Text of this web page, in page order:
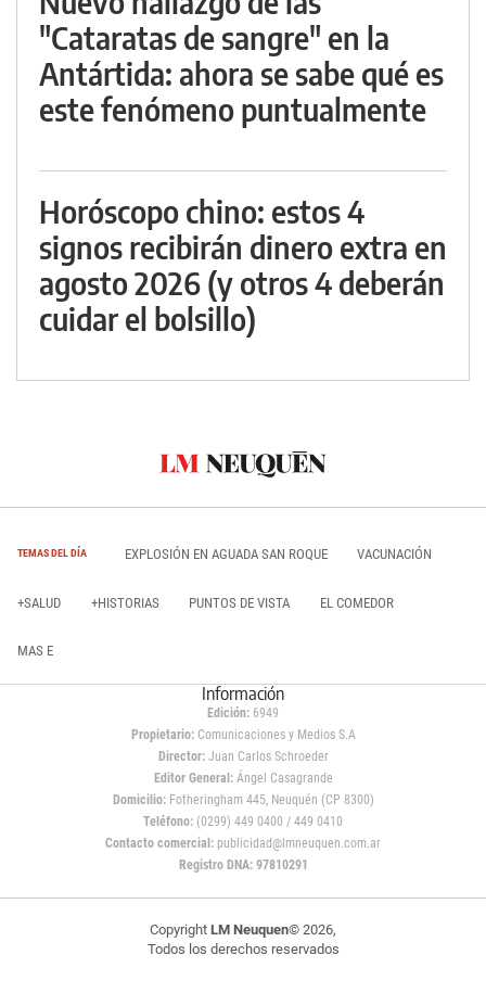
"Cataratas de sangre" en la
Antártida: ahora se sabe qué es
este fenómeno puntualmente
Horóscopo chino: estos 4
signos recibirán dinero extra en
agosto 2026 (y otros 4 deberán
cuidar el bolsillo)
TEMAS DEL DÍA EXPLOSIÓN EN AGUADA SAN ROQUE VACUNACIÓN
+SALUD +HISTORIAS PUNTOS DE VISTA EL COMEDOR
MAS E
Información
Edición: 6949
Propietario:Comunicaciones y Medios S.A
Director: Juan Carlos Schroeder
Editor General:Ángel Casagrande
Domicilio:Fotheringham 445, Neuquén (CP 8300)
Teléfono: (0299) 449 0400 / 449 0410
Contacto comercial: publicidad@lmneuquen.com.ar
Registro DNA: 97810291
Copyright LM Neuquen© 2026,
Todos los derechos reservados